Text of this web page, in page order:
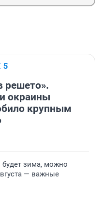
5
решето».
окраины
крупным
зима, можно
— важные